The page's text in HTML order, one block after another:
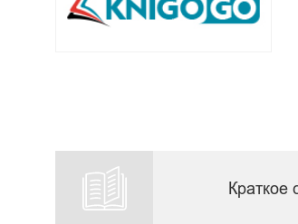
Краткое